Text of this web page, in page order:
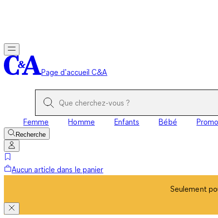
Page d’accueil C&A
Femme Homme Enfants Bébé Promo
Recherche
Aucun article dans le panier
Seulement